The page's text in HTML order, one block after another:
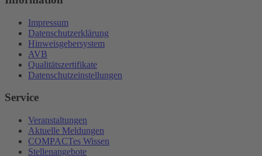
Impressum
Datenschutzerklärung
Hinweisgebersystem
AVB
Qualitätszertifikate
Datenschutzeinstellungen
Service
Veranstaltungen
Aktuelle Meldungen
COMPACTes Wissen
Stellenangebote